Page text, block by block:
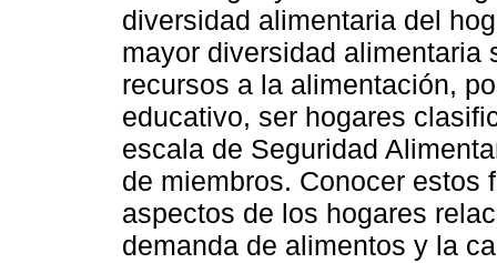
diversidad alimentaria del
mayor diversidad alimentaria
recursos a la alimentación,
educativo, ser hogares
escala de Seguridad
de miembros. Conocer estos
aspectos de los hogares
demanda de alimentos y la